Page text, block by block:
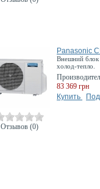
Отзывов (0)
Panasonic
Внешний блок
холод-тепло.
83 369 грн
Купить